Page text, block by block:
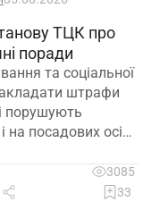
ТЦК про
поради
та соціальної
штрафи
порушують
на посадових осіб,
Часто
обліку
3085
33